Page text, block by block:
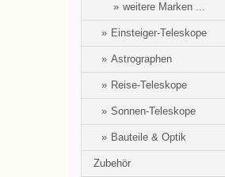
weitere Marken ...
Einsteiger-Teleskope
Astrographen
Reise-Teleskope
Sonnen-Teleskope
Bauteile & Optik
Zubehör